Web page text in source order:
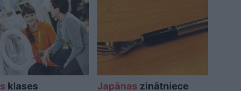
klases
Japānas zinātniece